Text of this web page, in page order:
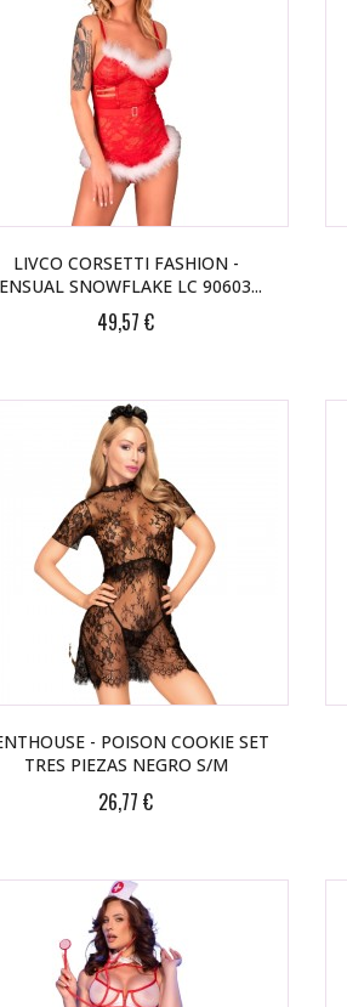
LIVCO CORSETTI FASHION -
SNOWFLAKE LC 90603...
49,57 €
- POISON COOKIE SET
TRES PIEZAS NEGRO S/M
26,77 €